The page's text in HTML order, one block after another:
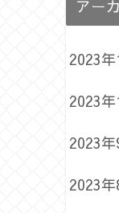
アー
2023年
2023年
2023年
2023年